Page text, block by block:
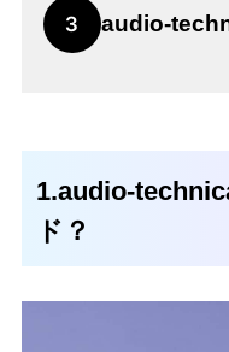
3 audio-
1.audio-
ド？